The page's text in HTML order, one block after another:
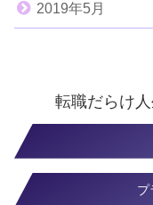
2019年5月
転職だらけ
プ